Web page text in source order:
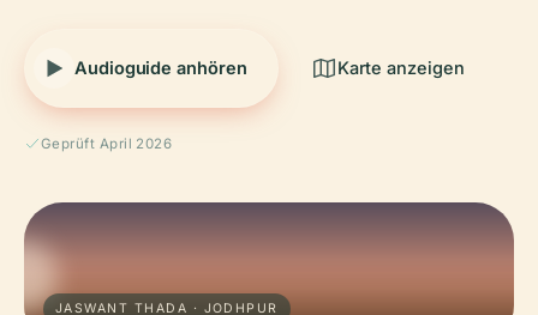
Audioguide anhören Karte anzeigen
Geprüft April 2026
JASWANT THADA · JODHPUR